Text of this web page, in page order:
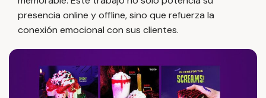
presencia online y offline, sino que refuerza la
conexión emocional con sus clientes.